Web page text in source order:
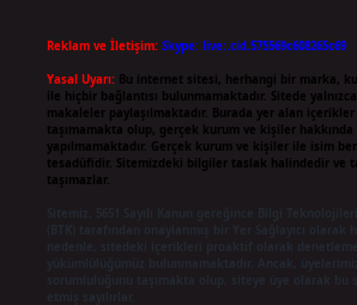
Reklam ve İletişim: Skype: live:.cid.575569c608265c69
Yasal Uyarı: Bu internet sitesi, herhangi bir marka,
ile hiçbir bağlantısı bulunmamaktadır. Sitede
makaleler paylaşılmaktadır. Burada yer alan
taşımamakta olup, gerçek kurum ve kişiler hakkında
yapılmamaktadır. Gerçek kurum ve kişiler ile isim
tesadüfidir. Sitemizdeki bilgiler taslak halindedir ve
taşımazlar.
Sitemiz, 5651 Sayılı Kanun gereğince Bilgi
(BTK) tarafından onaylanmış bir Yer Sağlayıcı olarak
nedenle, sitedeki içerikleri proaktif olarak denetleme
yükümlülüğümüz bulunmamaktadır. Ancak,